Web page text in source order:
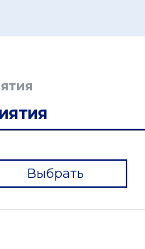
Выбрать